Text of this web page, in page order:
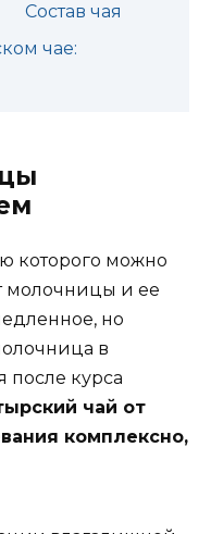
чая
чае:
которого можно
молочницы и ее
но
в
курса
чай от
комплексно,